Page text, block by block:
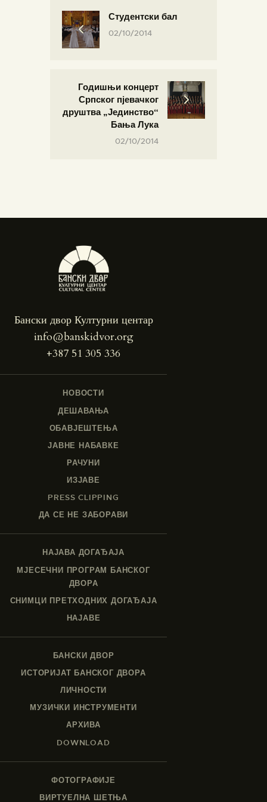
Студентски бал
02/10/2014
Годишњи концерт
Српског пјевачког
друштва „Јединство“
Бања Лука
02/10/2014
Бански двор Културни центар
info@banskidvor.org
+387 51 305 336
НОВОСТИ
ДЕШАВАЊА
ОБАВЈЕШТЕЊА
ЈАВНЕ НАБАВКЕ
РАЧУНИ
ИЗЈАВЕ
PRESS CLIPPING
ДА СЕ НЕ ЗАБОРАВИ
НАЈАВА ДОГАЂАЈА
МЈЕСЕЧНИ ПРОГРАМ БАНСКОГ
ДВОРА
СНИМЦИ ПРЕТХОДНИХ ДОГАЂАЈА
НАЈАВЕ
БАНСКИ ДВОР
ИСТОРИЈАТ БАНСКОГ ДВОРА
ЛИЧНОСТИ
МУЗИЧКИ ИНСТРУМЕНТИ
АРХИВА
DOWNLOAD
ФОТОГРАФИЈЕ
ВИРТУЕЛНА ШЕТЊА